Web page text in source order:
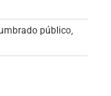
público